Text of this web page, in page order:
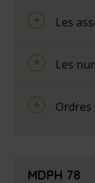
Les
Les
Ordres
MDPH 78